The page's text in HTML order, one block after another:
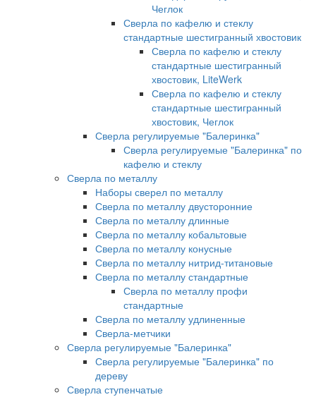
Чеглок
Сверла по кафелю и стеклу
стандартные шестигранный хвостовик
Сверла по кафелю и стеклу
стандартные шестигранный
хвостовик, LiteWerk
Сверла по кафелю и стеклу
стандартные шестигранный
хвостовик, Чеглок
Сверла регулируемые "Балеринка"
Сверла регулируемые "Балеринка" по
кафелю и стеклу
Сверла по металлу
Наборы сверел по металлу
Сверла по металлу двусторонние
Сверла по металлу длинные
Сверла по металлу кобальтовые
Сверла по металлу конусные
Сверла по металлу нитрид-титановые
Сверла по металлу стандартные
Сверла по металлу профи
стандартные
Сверла по металлу удлиненные
Сверла-метчики
Сверла регулируемые "Балеринка"
Сверла регулируемые "Балеринка" по
дереву
Сверла ступенчатые